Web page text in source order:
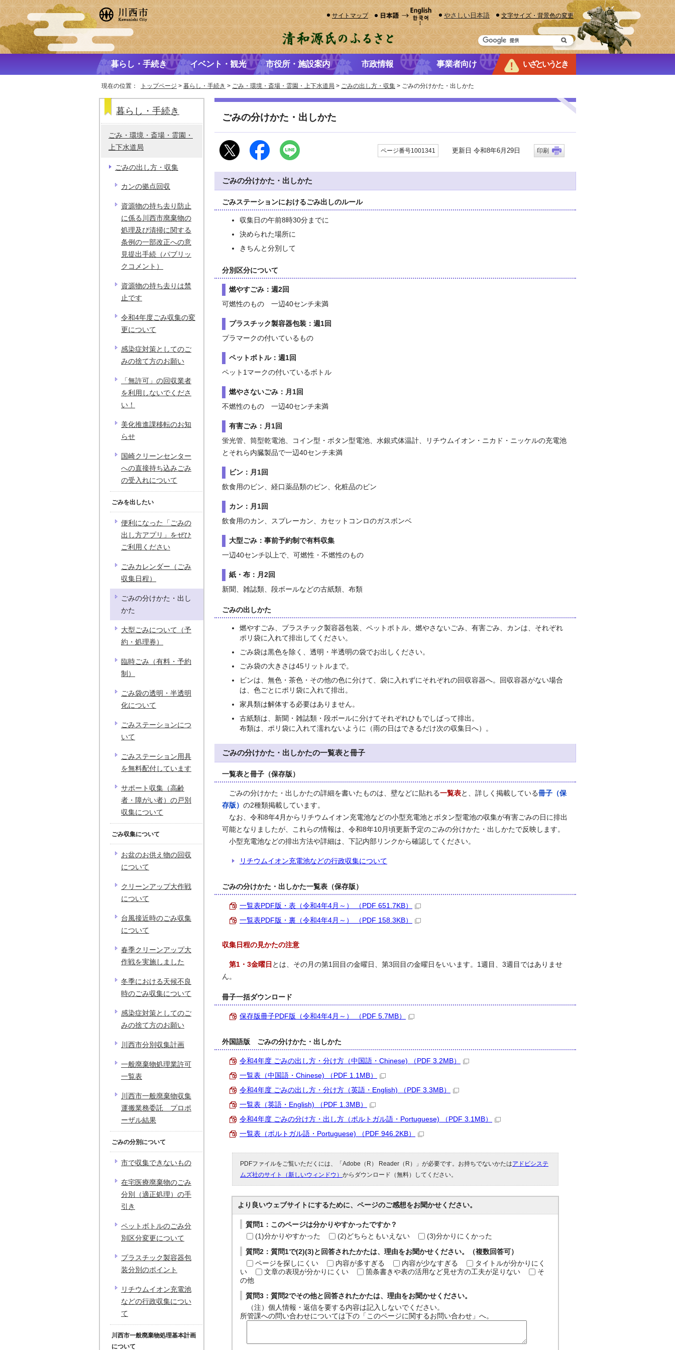
サイトマップ やさしい日本語 文字サイズ・背景色の変更
暮らし・手続き イベント・観光 市役所・施設案内 市政情報 事業者向け いざというとき
現在の位置： トップページ > 暮らし・手続き > ごみ・環境・斎場・霊園・上下水道局 > ごみの出し方・収集 > ごみの分けかた・出しかた
ごみの分けかた・出しかた
ページ番号1001341 更新日 令和8年6月29日 印刷
ごみの分けかた・出しかた
ごみステーションにおけるごみ出しのルール
収集日の午前8時30分までに
決められた場所に
きちんと分別して
分別区分について
燃やすごみ：週2回
可燃性のもの 一辺40センチ未満
プラスチック製容器包装：週1回
プラマークの付いているもの
ペットボトル：週1回
ペット1マークの付いているボトル
燃やさないごみ：月1回
不燃性のもの 一辺40センチ未満
有害ごみ：月1回
蛍光管、筒型乾電池、コイン型・ボタン型電池、水銀式体温計、リチウムイオン・ニカド・ニッケルの充電池
とそれら内臓製品で一辺40センチ未満
ビン：月1回
飲食用のビン、経口薬品類のビン、化粧品のビン
カン：月1回
飲食用のカン、スプレーカン、カセットコンロのガスボンベ
大型ごみ：事前予約制で有料収集
一辺40センチ以上で、可燃性・不燃性のもの
紙・布：月2回
新聞、雑誌類、段ボールなどの古紙類、布類
ごみの出しかた
燃やすごみ、プラスチック製容器包装、ペットボトル、燃やさないごみ、有害ごみ、カンは、それぞれ
ポリ袋に入れて排出してください。
ごみ袋は黒色を除く、透明・半透明の袋でお出しください。
ごみ袋の大きさは45リットルまで。
ビンは、無色・茶色・その他の色に分けて、袋に入れずにそれぞれの回収容器へ。回収容器がない場合
は、色ごとにポリ袋に入れて排出。
家具類は解体する必要はありません。
古紙類は、新聞・雑誌類・段ボールに分けてそれぞれひもでしばって排出。
布類は、ポリ袋に入れて濡れないように（雨の日はできるだけ次の収集日へ）。
ごみの分けかた・出しかたの一覧表と冊子
一覧表と冊子（保存版）
ごみの分けかた・出しかたの詳細を書いたものは、壁などに貼れる一覧表と、詳しく掲載している冊子（保
存版） の2種類掲載しています。
なお、令和8年4月からリチウムイオン充電池などの小型充電池とボタン型電池の収集が有害ごみの日に排出
可能となりましたが、これらの情報は、令和8年10月頃更新予定のごみの分けかた・出しかたで反映します。
小型充電池などの排出方法や詳細は、下記内部リンクから確認してください。
リチウムイオン充電池などの行政収集について
ごみの分けかた・出しかた一覧表（保存版）
一覧表PDF版・表（令和4年4月～） （PDF 651.7KB）
一覧表PDF版・裏（令和4年4月～） （PDF 158.3KB）
収集日程の見かたの注意
第1・3金曜日 とは、その月の第1回目の金曜日、第3回目の金曜日をいいます。1週目、3週目ではありませ
ん。
冊子一括ダウンロード
保存版冊子PDF版（令和4年4月～） （PDF 5.7MB）
外国語版 ごみの分けかた・出しかた
令和4年度 ごみの出し方・分け方（中国語・Chinese) （PDF 3.2MB）
一覧表（中国語・Chinese) （PDF 1.1MB）
令和4年度 ごみの出し方・分け方（英語・English) （PDF 3.3MB）
一覧表（英語・English) （PDF 1.3MB）
令和4年度 ごみの分け方・出し方（ポルトガル語・Portuguese) （PDF 3.1MB）
一覧表（ポルトガル語・Portuguese) （PDF 946.2KB）
PDFファイルをご覧いただくには、「Adobe（R） Reader（R）」が必要です。お持ちでないかたはアドビシステ
ムズ社のサイト（新しいウィンドウ） からダウンロード（無料）してください。
より良いウェブサイトにするために、ページのご感想をお聞かせください。
質問1：このページは分かりやすかったですか？
(1)分かりやすかった
(2)どちらともいえない (3)分かりにくかった
質問2：質問1で(2)(3)と回答されたかたは、理由をお聞かせください。（複数回答可）
ページを探しにくい
内容が多すぎる 内容が少なすぎる
タイトルが分かりにく
い
文章の表現が分かりにくい 箇条書きや表の活用など見せ方の工夫が足りない
そ
の他
質問3：質問2でその他と回答されたかたは、理由をお聞かせください。
（注）個人情報・返信を要する内容は記入しないでください。
所管課への問い合わせについては下の「このページに関するお問い合わせ」へ。
暮らし・手続き
ごみ・環境・斎場・霊園・
上下水道局
ごみの出し方・収集
カンの拠点回収
資源物の持ち去り防止
に係る川西市廃棄物の
処理及び清掃に関する
条例の一部改正への意
見提出手続（パブリッ
クコメント）
資源物の持ち去りは禁
止です
令和4年度ごみ収集の変
更について
感染症対策としてのご
みの捨て方のお願い
「無許可」の回収業者
を利用しないでくださ
い！
美化推進課移転のお知
らせ
国崎クリーンセンター
への直接持ち込みごみ
の受入れについて
ごみを出したい
便利になった「ごみの
出し方アプリ」をぜひ
ご利用ください
ごみカレンダー（ごみ
収集日程）
ごみの分けかた・出し
かた
大型ごみについて（予
約・処理券）
臨時ごみ（有料・予約
制）
ごみ袋の透明・半透明
化について
ごみステーションにつ
いて
ごみステーション用具
を無料配付しています
サポート収集（高齢
者・障がい者）の戸別
収集について
ごみ収集について
お盆のお供え物の回収
について
クリーンアップ大作戦
について
台風接近時のごみ収集
について
春季クリーンアップ大
作戦を実施しました
冬季における天候不良
時のごみ収集について
感染症対策としてのご
みの捨て方のお願い
川西市分別収集計画
一般廃棄物処理業許可
一覧表
川西市一般廃棄物収集
運搬業務委託 プロポ
ーザル結果
ごみの分別について
市で収集できないもの
在宅医療廃棄物のごみ
分別（適正処理）の手
引き
ペットボトルのごみ分
別区分変更について
プラスチック製容器包
装分別のポイント
リチウムイオン充電池
などの行政収集につい
て
川西市一般廃棄物処理基本計画
について